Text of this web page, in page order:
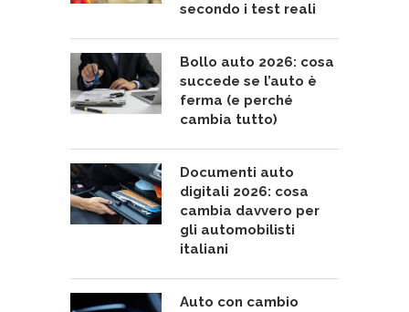
secondo i test reali
Bollo auto 2026: cosa
succede se l’auto è
ferma (e perché
cambia tutto)
Documenti auto
digitali 2026: cosa
cambia davvero per
gli automobilisti
italiani
Auto con cambio